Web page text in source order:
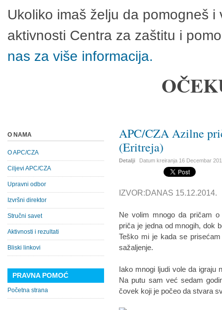
Ukoliko imaš želju da pomogneš
aktivnosti Centra za zaštitu i
nas za više informacija.
APC/CZA Azilne
(Eritreja)
Detalji Datum kreiranja 16 Decembar
IZVOR:DANAS 15.12.2014.
Ne volim mnogo da pričam
priča je jedna od mnogih, dok
Teško mi je kada se
sažaljenje.
Iako mnogi ljudi vole da igraju
Na putu sam već sedam
čovek koji je počeo da stvara
O NAMA
O APC/CZA
Ciljevi APC/CZA
Upravni odbor
Izvršni direktor
Stručni savet
Aktivnosti i rezultati
Bliski linkovi
PRAVNA POMOĆ
Početna strana